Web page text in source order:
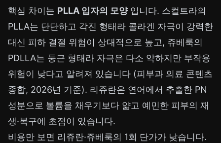
핵심 차이는 PLLA 입자의 모양입니다. 스컬트라의
PLLA는 단단하고 각진 형태라 콜라겐 자극이 강력한
대신 피하 결절 위험이 상대적으로 높고, 쥬베룩의
PDLLA는 둥근 형태라 자극은 다소 약하지만 부작용
위험이 낮다고 알려져 있습니다 (피부과 의료 콘텐츠
종합, 2026년 기준). 리쥬란은 연어에서 추출한 PN
성분으로 볼륨을 채우기보다 얇고 예민한 피부의 재
생·복구에 초점이 있습니다.
비용만 보면 리쥬란·쥬베룩의 1회 단가가 낮습니다.